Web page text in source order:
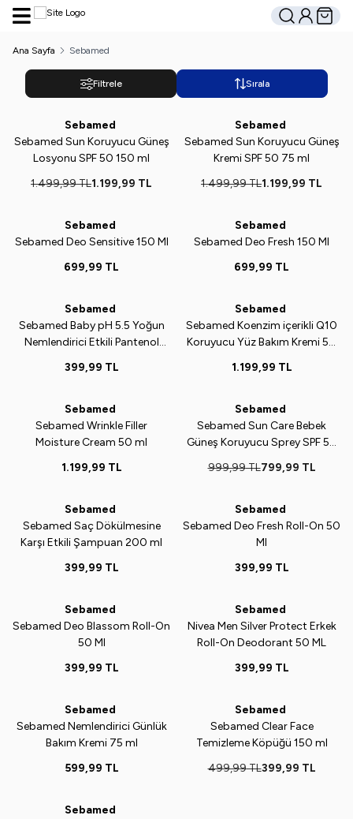
Hesabım
Sepetim
Ana Sayfa Sebamed
Filtrele Sırala
Sebamed
Sebamed Sun Koruyucu Güneş
Losyonu SPF 50 150 ml
1.499,99TL1.199,99 TL
Sebamed
Sebamed Sun Koruyucu Güneş
Kremi SPF 50 75 ml
1.499,99TL1.199,99 TL
Sebamed
Sebamed Deo Sensitive 150 Ml
699,99 TL
Sebamed
Sebamed Deo Fresh 150 Ml
699,99 TL
Sebamed
Sebamed Baby pH 5.5 Yoğun
Nemlendirici Etkili Pantenol
Pişik Kremi 50 ml
399,99 TL
Sebamed
Sebamed Koenzim içerikli Q10
Koruyucu Yüz Bakım Kremi 50
1.199,99 TL
Sebamed
Sebamed Wrinkle Filler
Moisture Cream 50 ml
1.199,99 TL
Sebamed
Sebamed Sun Care Bebek
Güneş Koruyucu Sprey SPF 50
999,99TL799,99 TL
Sebamed
Sebamed Saç Dökülmesine
Karşı Etkili Şampuan 200 ml
399,99 TL
Sebamed
Sebamed Deo Fresh Roll-On 50
Ml
399,99 TL
Sebamed
Sebamed Deo Blassom Roll-On
50 Ml
399,99 TL
Sebamed
Nivea Men Silver Protect Erkek
Roll-On Deodorant 50 ML
399,99 TL
Sebamed
Sebamed Nemlendirici Günlük
Bakım Kremi 75 ml
599,99 TL
Sebamed
Sebamed Clear Face
Temizleme Köpüğü 150 ml
499,99TL399,99 TL
Sebamed